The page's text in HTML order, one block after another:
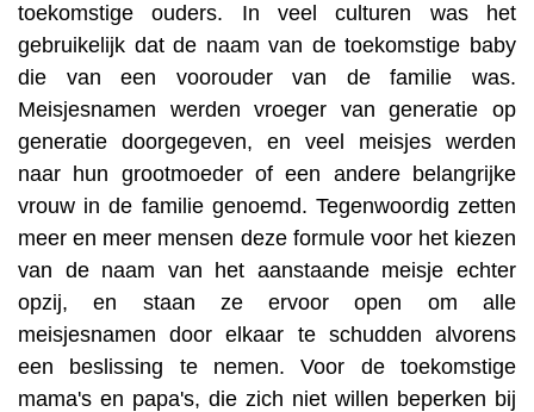
toekomstige ouders. In veel culturen was het
gebruikelijk dat de naam van de toekomstige baby
die van een voorouder van de familie was.
Meisjesnamen werden vroeger van generatie op
generatie doorgegeven, en veel meisjes werden
naar hun grootmoeder of een andere belangrijke
vrouw in de familie genoemd. Tegenwoordig zetten
meer en meer mensen deze formule voor het kiezen
van de naam van het aanstaande meisje echter
opzij, en staan ze ervoor open om alle
meisjesnamen door elkaar te schudden alvorens
een beslissing te nemen. Voor de toekomstige
mama's en papa's, die zich niet willen beperken bij